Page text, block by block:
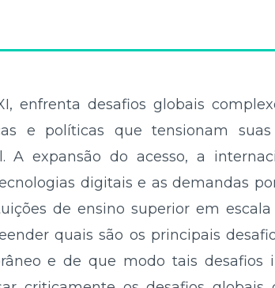
enfrenta desafios globais
e políticas que tensionam
A expansão do acesso, a
digitais e as demandas
de ensino superior em
quais são os principais
e de que modo tais desafios